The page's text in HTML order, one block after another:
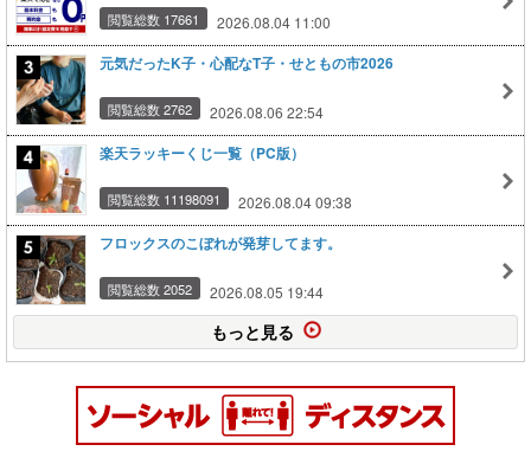
閲覧総数 17661 2026.08.04 11:00
元気だったK子・心配なT子・せともの市2026
閲覧総数 2762 2026.08.06 22:54
楽天ラッキーくじ一覧（PC版）
閲覧総数 11198091 2026.08.04 09:38
フロックスのこぼれが発芽してます。
閲覧総数 2052 2026.08.05 19:44
もっと見る